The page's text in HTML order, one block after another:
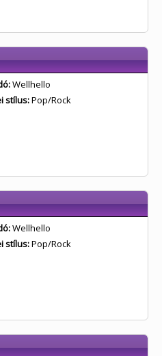
Wellhello
stílus:Pop/Rock
Wellhello
stílus:Pop/Rock